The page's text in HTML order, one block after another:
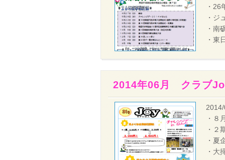
・26
・ジ
・南
・東
2014年06月 クラブ
・８
・２
・夏
・大